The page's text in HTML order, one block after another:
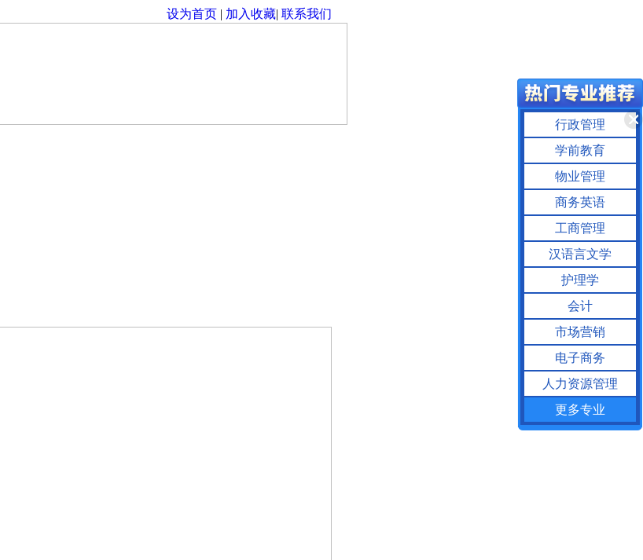
设为首页 | 加入收藏| 联系我们
行政管理
学前教育
物业管理
商务英语
工商管理
汉语言文学
护理学
会计
市场营销
电子商务
人力资源管理
更多专业